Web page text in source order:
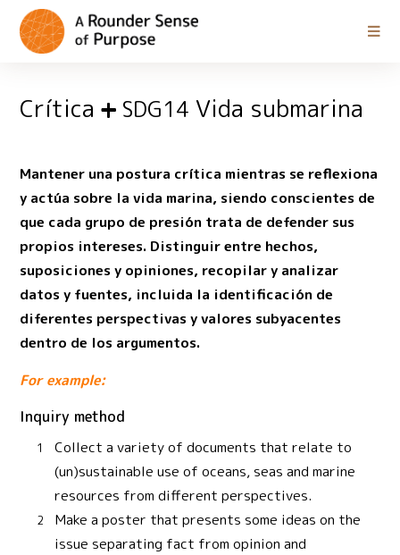
Crítica SDG14 Vida submarina
Mantener una postura crítica mientras se reflexiona
y actúa sobre la vida marina, siendo conscientes de
que cada grupo de presión trata de defender sus
propios intereses. Distinguir entre hechos,
suposiciones y opiniones, recopilar y analizar
datos y fuentes, incluida la identificación de
diferentes perspectivas y valores subyacentes
dentro de los argumentos.
For example:
Inquiry method
Collect a variety of documents that relate to
(un)sustainable use of oceans, seas and marine
resources from different perspectives.
Make a poster that presents some ideas on the
issue separating fact from opinion and